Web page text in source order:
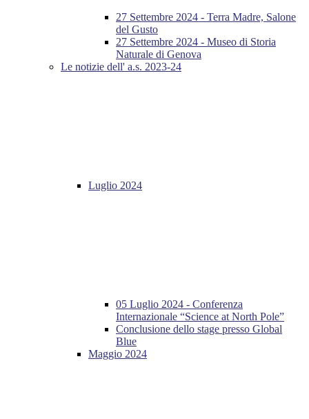
27 Settembre 2024 - Terra Madre, Salone
del Gusto
27 Settembre 2024 - Museo di Storia
Naturale di Genova
Le notizie dell' a.s. 2023-24
Luglio 2024
05 Luglio 2024 - Conferenza
Internazionale “Science at North Pole”
Conclusione dello stage presso Global
Blue
Maggio 2024